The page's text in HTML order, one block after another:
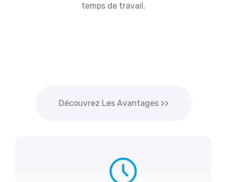
temps de travail.
Découvrez Les Avantages >>